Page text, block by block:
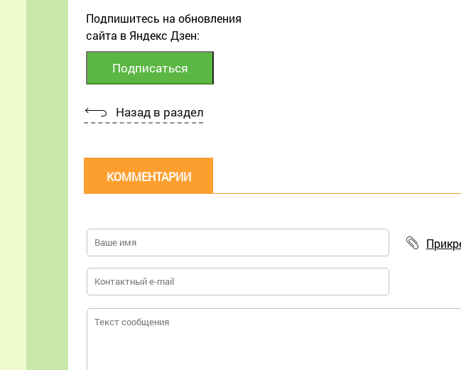
Подпишитесь на обновления
сайта в Яндекс Дзен:
Назад в раздел
КОММЕНТАРИИ